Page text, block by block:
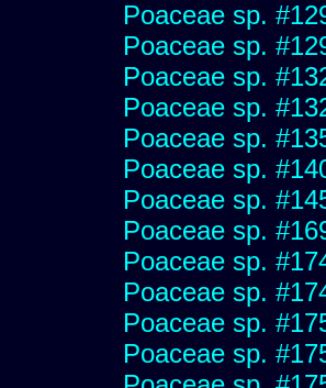
Poaceae sp.
Poaceae sp.
Poaceae sp.
Poaceae sp.
Poaceae sp.
Poaceae sp.
Poaceae sp.
Poaceae sp.
Poaceae sp.
Poaceae sp.
Poaceae sp.
Poaceae sp.